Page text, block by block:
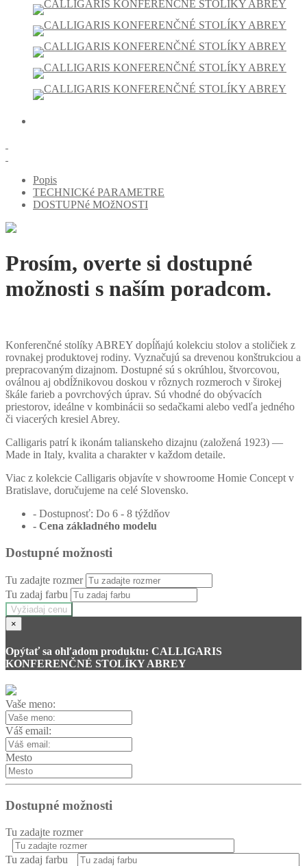
Popis
TECHNICKé PARAMETRE
DOSTUPNé MOžNOSTI
Prosím, overte si dostupné
možnosti s naším poradcom.
Konferenčné stolíky ABREY dopĺňajú kolekciu stolov a stoličiek z
rovnakej produktovej rodiny. Vyznačujú sa drevenou konštrukciou a
prepracovaným dizajnom. Dostupné sú s okrúhlou, štvorcovou,
oválnou aj obdĺžnikovou doskou v rôznych rozmeroch v širokej
škále farieb a povrchových úprav. Sú vhodné do obývacích
priestorov, ideálne v kombinácii so sedačkami alebo vedľa jedného
či viacerých kresiel Abrey.
Calligaris patrí k ikonám talianskeho dizajnu (založená 1923) —
Made in Italy, kvalita a charakter v každom detaile.
Viac z kolekcie Calligaris objavíte v showroome Homie Concept v
Bratislave, doručujeme na celé Slovensko.
- Dostupnosť: Do 6 - 8 týždňov
- Cena základného modelu
Dostupné možnosti
Tu zadajte rozmer
Tu zadaj farbu
Vyžiadaj cenu
×
Opýtať sa ohľadom produktu: CALLIGARIS
KONFERENČNÉ STOLÍKY ABREY
Vaše meno:
Váš email:
Mesto
Dostupné možnosti
Tu zadajte rozmer
Tu zadaj farbu